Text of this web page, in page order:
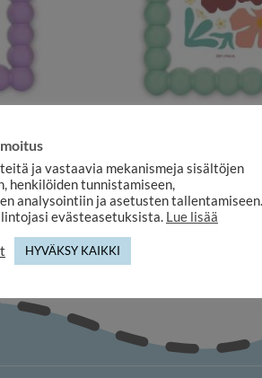
– MDF
Pastellinvihreä POP
14,90
ja vastaavia mekanismeja sisältöjen
henkilöiden tunnistamiseen,
analysointiin ja asetusten tallentamiseen.
evästeasetuksista. Lue lisää
HYVÄKSY KAIKKI